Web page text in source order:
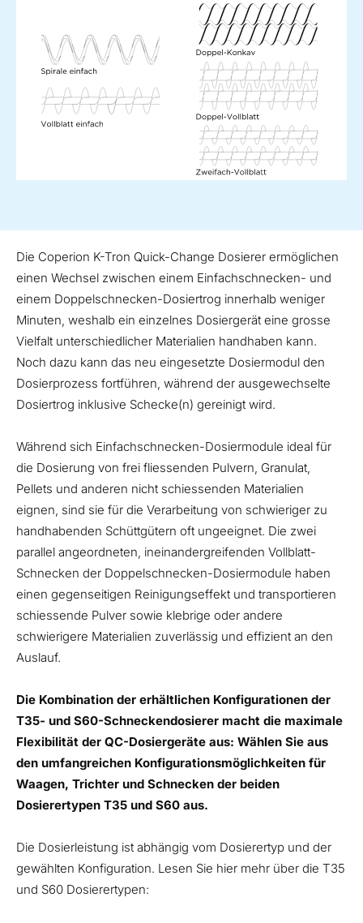
Die Coperion K-Tron Quick-Change Dosierer ermöglichen
einen Wechsel zwischen einem Einfachschnecken- und
einem Doppelschnecken-Dosiertrog innerhalb weniger
Minuten, weshalb ein einzelnes Dosiergerät eine grosse
Vielfalt unterschiedlicher Materialien handhaben kann.
Noch dazu kann das neu eingesetzte Dosiermodul den
Dosierprozess fortführen, während der ausgewechselte
Dosiertrog inklusive Schecke(n) gereinigt wird.
Während sich Einfachschnecken-Dosiermodule ideal für
die Dosierung von frei fliessenden Pulvern, Granulat,
Pellets und anderen nicht schiessenden Materialien
eignen, sind sie für die Verarbeitung von schwieriger zu
handhabenden Schüttgütern oft ungeeignet. Die zwei
parallel angeordneten, ineinandergreifenden Vollblatt-
Schnecken der Doppelschnecken-Dosiermodule haben
einen gegenseitigen Reinigungseffekt und transportieren
schiessende Pulver sowie klebrige oder andere
schwierigere Materialien zuverlässig und effizient an den
Auslauf.
Die Kombination der erhältlichen Konfigurationen der
T35- und S60-Schneckendosierer macht die maximale
Flexibilität der QC-Dosiergeräte aus: Wählen Sie aus
den umfangreichen Konfigurationsmöglichkeiten für
Waagen, Trichter und Schnecken der beiden
Dosierertypen T35 und S60 aus.
Die Dosierleistung ist abhängig vom Dosierertyp und der
gewählten Konfiguration. Lesen Sie hier mehr über die T35
und S60 Dosierertypen: